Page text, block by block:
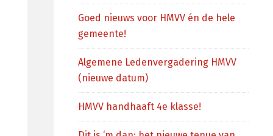
Goed nieuws voor HMVV én de hele
gemeente!
Algemene Ledenvergadering HMVV
(nieuwe datum)
HMVV handhaaft 4e klasse!